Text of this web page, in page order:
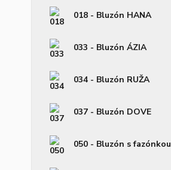
018 - Bluzón HANA
033 - Bluzón ÁZIA
034 - Bluzón RUŽA
037 - Bluzón DOVE
050 - Bluzón s fazónkou